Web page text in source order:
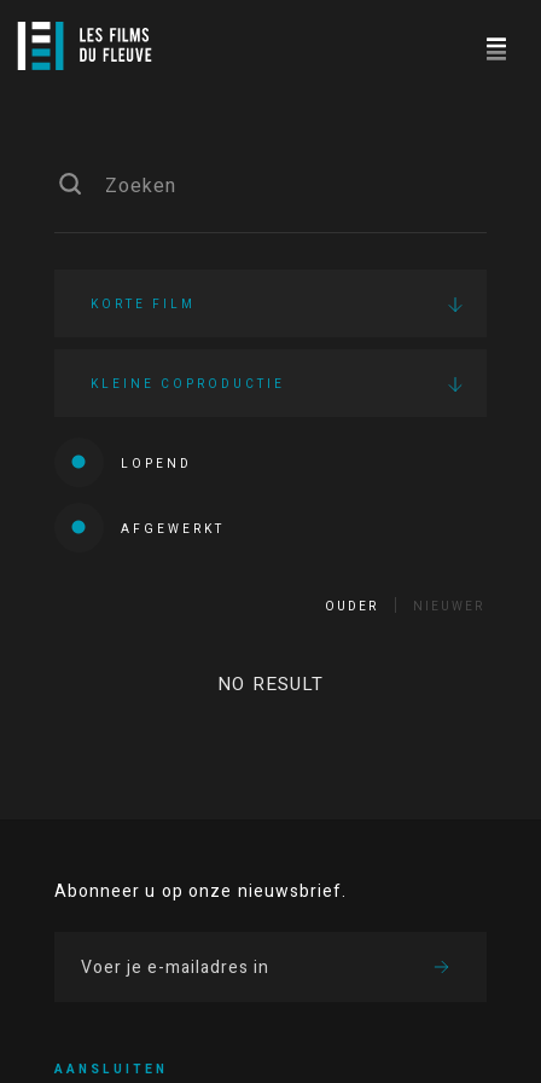
KORTE FILM
KLEINE COPRODUCTIE
LOPEND
AFGEWERKT
OUDER NIEUWER
NO RESULT
Abonneer u op onze nieuwsbrief.
AANSLUITEN